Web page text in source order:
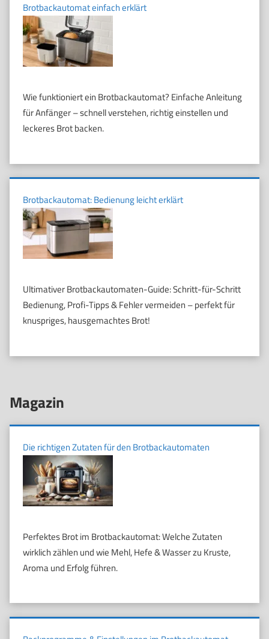
Brotbackautomat einfach erklärt
Wie funktioniert ein Brotbackautomat? Einfache Anleitung
für Anfänger – schnell verstehen, richtig einstellen und
leckeres Brot backen.
Brotbackautomat: Bedienung leicht erklärt
Ultimativer Brotbackautomaten-Guide: Schritt-für-Schritt
Bedienung, Profi-Tipps & Fehler vermeiden – perfekt für
knuspriges, hausgemachtes Brot!
Magazin
Die richtigen Zutaten für den Brotbackautomaten
Perfektes Brot im Brotbackautomat: Welche Zutaten
wirklich zählen und wie Mehl, Hefe & Wasser zu Kruste,
Aroma und Erfolg führen.